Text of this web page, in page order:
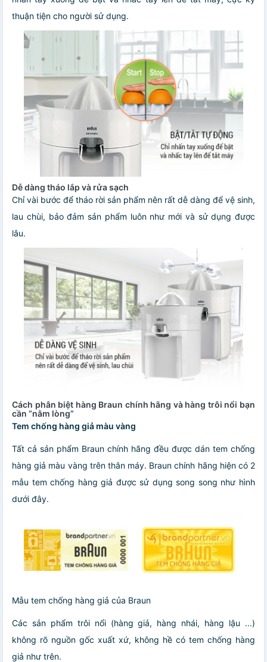
thuận tiện cho người sử dụng.
Dễ dàng tháo lắp và rửa sạch
Chỉ vài bước để tháo rời sản phẩm nên rất dễ dàng để vệ sinh,
lau chùi, bảo đảm sản phẩm luôn như mới và sử dụng được
lâu.
Cách phân biệt hàng Braun chính hãng và hàng trôi nổi bạn
cần “nằm lòng”
Tem chống hàng giả màu vàng
Tất cả sản phẩm Braun chính hãng đều được dán tem chống
hàng giả màu vàng trên thân máy. Braun chính hãng hiện có 2
mẫu tem chống hàng giả được sử dụng song song như hình
dưới đây.
Mẫu tem chống hàng giả của Braun
Các sản phẩm trôi nổi (hàng giả, hàng nhái, hàng lậu ...)
không rõ nguồn gốc xuất xứ, không hề có tem chống hàng
giả như trên.